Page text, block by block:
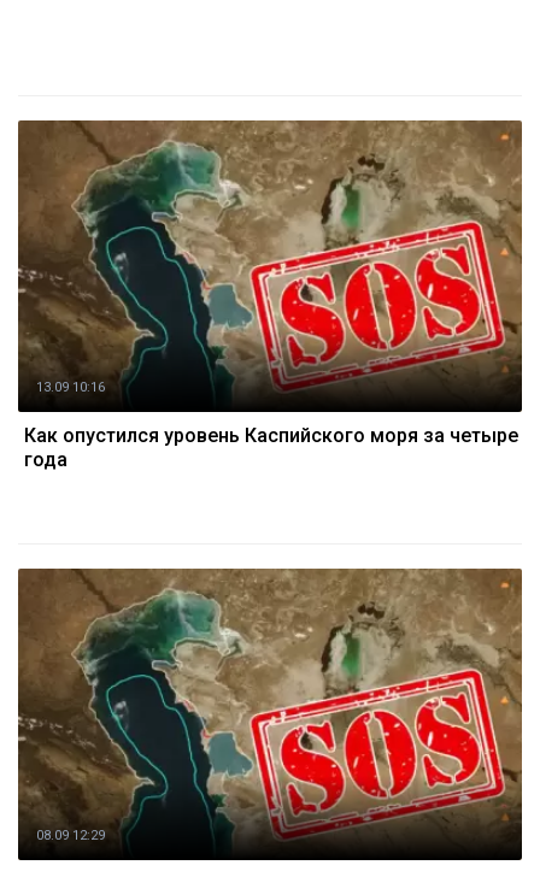
13.09 10:16
Как опустился уровень Каспийского моря за четыре
года
08.09 12:29